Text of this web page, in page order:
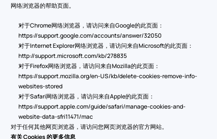
网络浏览器的帮助页面。
https://support.google.com/accounts/answer/32050
http://support.microsoft.com/kb/278835
https://support.mozilla.org/en-US/kb/delete-cookies-remove-info-
websites-stored
https://support.apple.com/guide/safari/manage-cookies-and-
website-data-sfri11471/mac
对于任何其他网页浏览器，请访问您网页浏览器的官方网站。
有关 Cookies 的更多信息